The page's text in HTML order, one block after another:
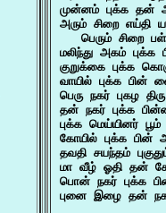
முன்னம் புக்க
அரும் சிறை எய்தி
பெரும் சிறை
மலிந்து அகம்
குறுக்கை புக்க
வாயில் புக்க பின்
பெரு நகர் புகழ
தன் நகர் புக்க
புக்க மெய்யினர்
கோயில் புக்க
தவதி சயந்தம்
மா வீழ் ஓதி தன்
பொன் நகர் புக்க
புனை இழை தன்